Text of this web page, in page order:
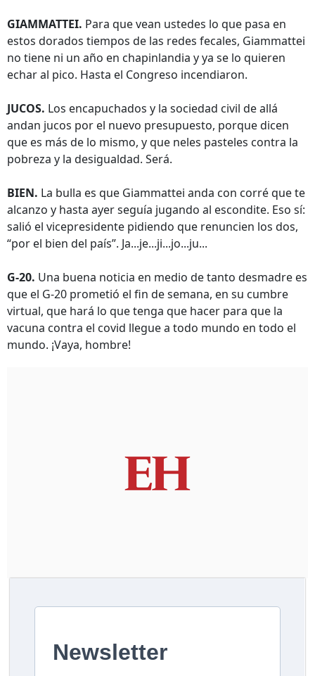
GIAMMATTEI. Para que vean ustedes lo que pasa en
estos dorados tiempos de las redes fecales, Giammattei
no tiene ni un año en chapinlandia y ya se lo quieren
echar al pico. Hasta el Congreso incendiaron.
JUCOS. Los encapuchados y la sociedad civil de allá
andan jucos por el nuevo presupuesto, porque dicen
que es más de lo mismo, y que neles pasteles contra la
pobreza y la desigualdad. Será.
BIEN. La bulla es que Giammattei anda con corré que te
alcanzo y hasta ayer seguía jugando al escondite. Eso sí:
salió el vicepresidente pidiendo que renuncien los dos,
“por el bien del país”. Ja...je...ji...jo...ju...
G-20. Una buena noticia en medio de tanto desmadre es
que el G-20 prometió el fin de semana, en su cumbre
virtual, que hará lo que tenga que hacer para que la
vacuna contra el covid llegue a todo mundo en todo el
mundo. ¡Vaya, hombre!